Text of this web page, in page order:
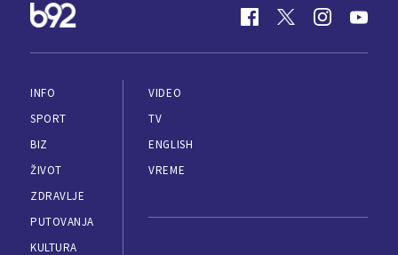
INFO
SPORT
BIZ
ŽIVOT
ZDRAVLJE
PUTOVANJA
KULTURA
VIDEO
TV
ENGLISH
VREME